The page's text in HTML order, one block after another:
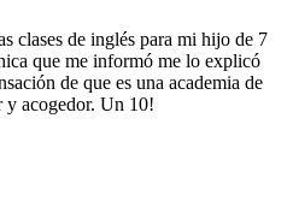
clases de inglés para mi hijo de 7
que me informó me lo explicó
de que es una academia de
y acogedor. Un 10!